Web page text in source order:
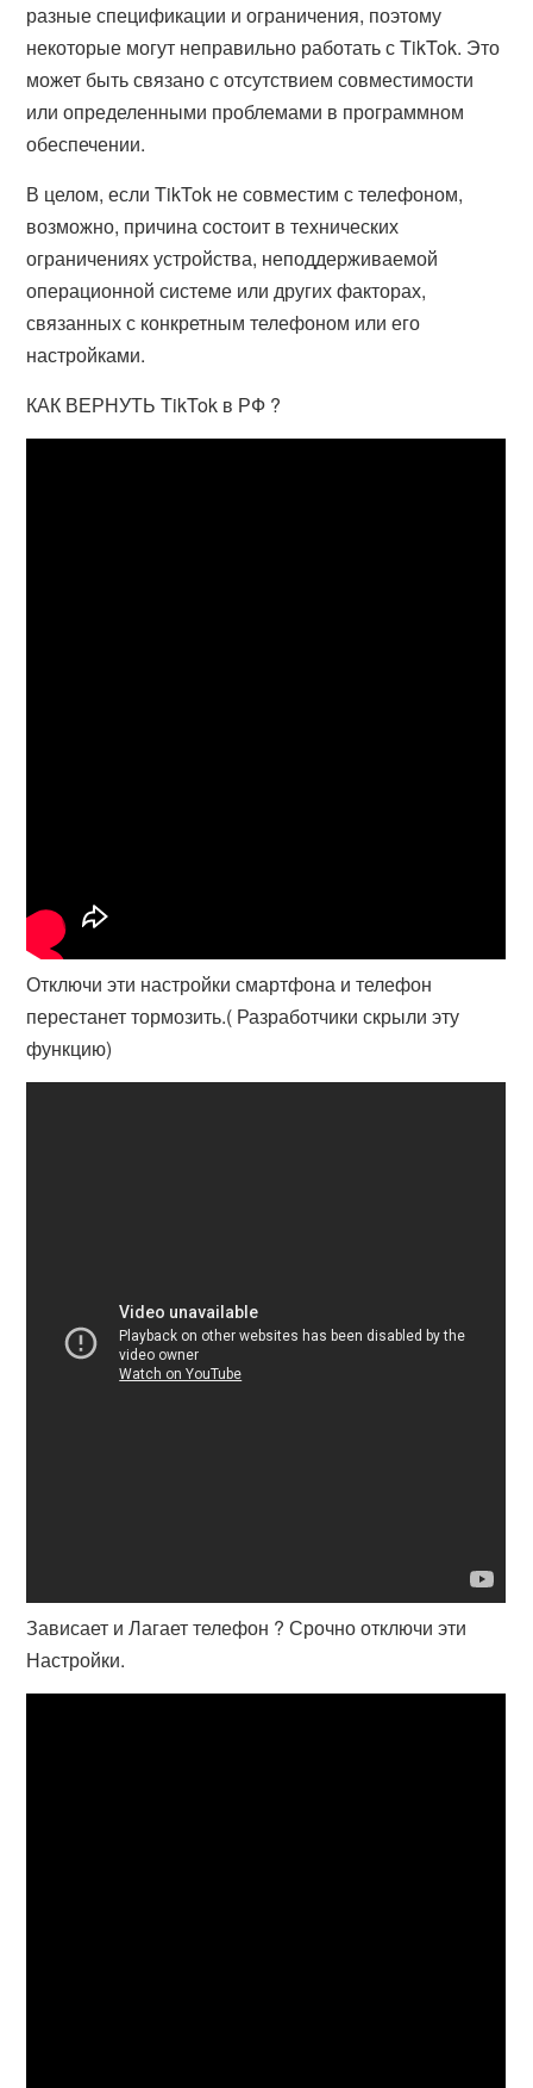
разные спецификации и ограничения, поэтому
некоторые могут неправильно работать с TikTok. Это
может быть связано с отсутствием совместимости
или определенными проблемами в программном
обеспечении.
В целом, если TikTok не совместим с телефоном,
возможно, причина состоит в технических
ограничениях устройства, неподдерживаемой
операционной системе или других факторах,
связанных с конкретным телефоном или его
настройками.
КАК ВЕРНУТЬ TikTok в РФ ?
Отключи эти настройки смартфона и телефон
перестанет тормозить.( Разработчики скрыли эту
функцию)
Зависает и Лагает телефон ? Срочно отключи эти
Настройки.